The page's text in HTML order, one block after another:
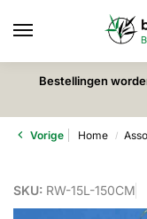
Bestellingen
Vorige Home /
SKU: RW-15L-150CM